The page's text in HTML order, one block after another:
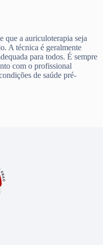
que a auriculoterapia seja
A técnica é geralmente
para todos. É sempre
com o profissional
de saúde pré-